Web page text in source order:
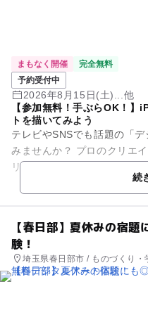
まもなく開催
完全無料
予約受付中
2026年8月15日(土)...他
【参加無料！手ぶらOK！】
トを描いてみよう
テレビやSNSでも話題の「
みませんか？ プロのクリエ
リ「Adobe Fresco（アドビ
続
【春日部】夏休みの宿
験！
埼玉県春日部市 / ものづくり・